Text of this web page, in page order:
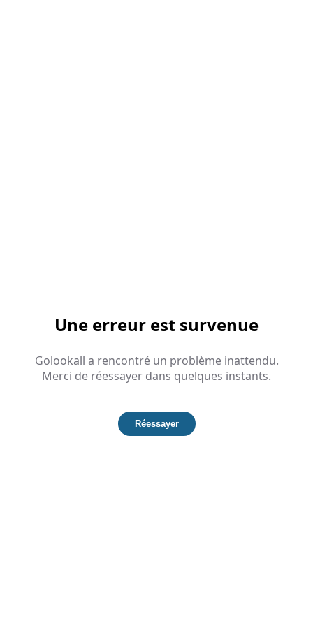
Une erreur est survenue
Golookall a rencontré un problème inattendu.
Merci de réessayer dans quelques instants.
Réessayer